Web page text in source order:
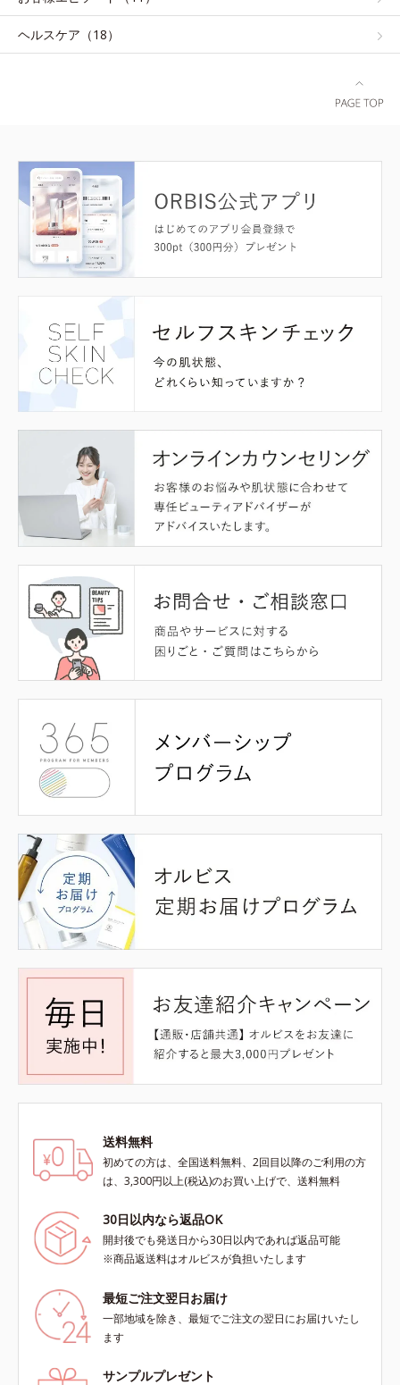
ヘルスケア（18）
送料無料
初めての方は、全国送料無料、2回目以降のご利用の方
は、3,300円以上(税込)のお買い上げで、送料無料
30日以内なら返品OK
開封後でも発送日から30日以内であれば返品可能
※商品返送料はオルビスが負担いたします
最短ご注文翌日お届け
一部地域を除き、最短でご注文の翌日にお届けいたし
ます
サンプルプレゼント